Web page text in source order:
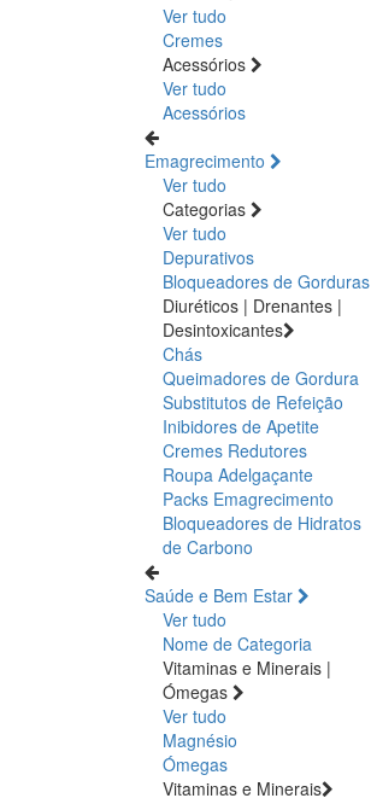
Ver tudo
Cremes
Acessórios
Ver tudo
Acessórios
Emagrecimento
Ver tudo
Categorias
Ver tudo
Depurativos
Bloqueadores de Gorduras
Diuréticos | Drenantes |
Desintoxicantes
Chás
Queimadores de Gordura
Substitutos de Refeição
Inibidores de Apetite
Cremes Redutores
Roupa Adelgaçante
Packs Emagrecimento
Bloqueadores de Hidratos
de Carbono
Saúde e Bem Estar
Ver tudo
Nome de Categoria
Vitaminas e Minerais |
Ómegas
Ver tudo
Magnésio
Ómegas
Vitaminas e Minerais